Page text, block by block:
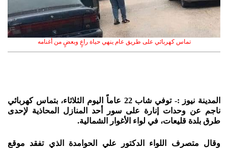
تماس كهربائي على طريق عام ينهي حياة راعٍ وبعضٍ من أغنامه
المدينة نيوز :-
توفي شاب 22 عاماً اليوم الثلاثاء، بتماس كهربائي
ناجم عن وحدات إنارة على سور أحد المنازل المحاذية لإحدى
طرق بلدة قليعات، في لواء الأغوار الشمالية.
وقال متصرف اللواء الدكتور علي الحوامدة الذي تفقد موقع